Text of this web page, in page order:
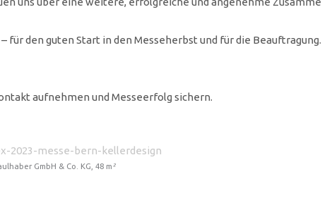
– für den guten Start in den Messeherbst und für die Beauftragung.
aufnehmen und Messeerfolg sichern.
GmbH & Co. KG, 48 m²